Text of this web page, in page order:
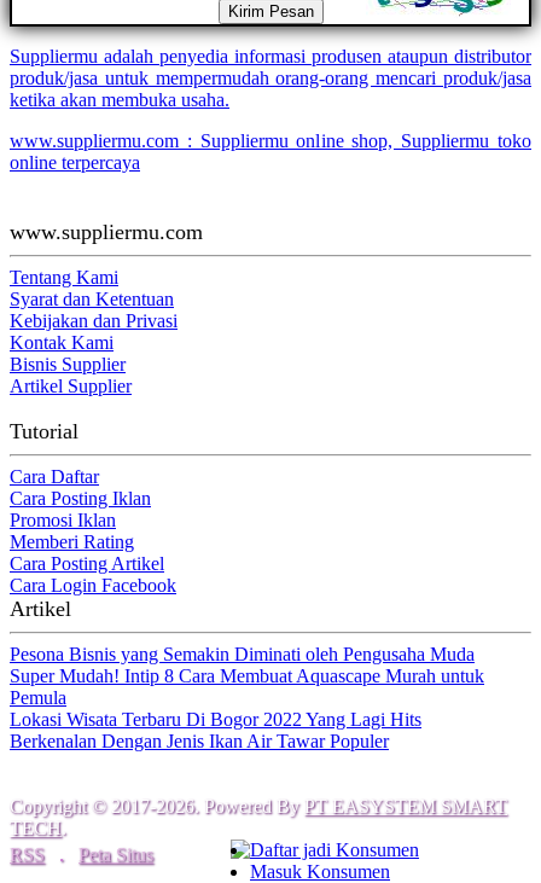
Kirim Pesan
Suppliermu adalah penyedia informasi produsen ataupun distributor
produk/jasa untuk mempermudah orang-orang mencari produk/jasa
ketika akan membuka usaha.
www.suppliermu.com : Suppliermu online shop, Suppliermu toko
online terpercaya
www.suppliermu.com
Tentang Kami
Syarat dan Ketentuan
Kebijakan dan Privasi
Kontak Kami
Bisnis Supplier
Artikel Supplier
Tutorial
Cara Daftar
Cara Posting Iklan
Promosi Iklan
Memberi Rating
Cara Posting Artikel
Cara Login Facebook
Artikel
Pesona Bisnis yang Semakin Diminati oleh Pengusaha Muda
Super Mudah! Intip 8 Cara Membuat Aquascape Murah untuk
Pemula
Lokasi Wisata Terbaru Di Bogor 2022 Yang Lagi Hits
Berkenalan Dengan Jenis Ikan Air Tawar Populer
Copyright © 2017-2026. Powered By PT EASYSTEM SMART
TECH.
RSS
. Peta Situs
Daftar jadi Konsumen
Masuk Konsumen